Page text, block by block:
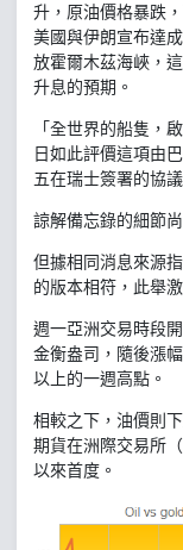
升，原油價格暴跌
美國與伊朗宣布達
放霍爾木茲海峽，
升息的預期。
「全世界的船隻，
日如此評價這項由
五在瑞士簽署的協議
諒解備忘錄的細節
但據相同消息來源
的版本相符，此舉
週一亞洲交易時段
金衡盎司，隨後漲
以上的一週高點。
相較之下，油價則
期貨在洲際交易所
以來首度。